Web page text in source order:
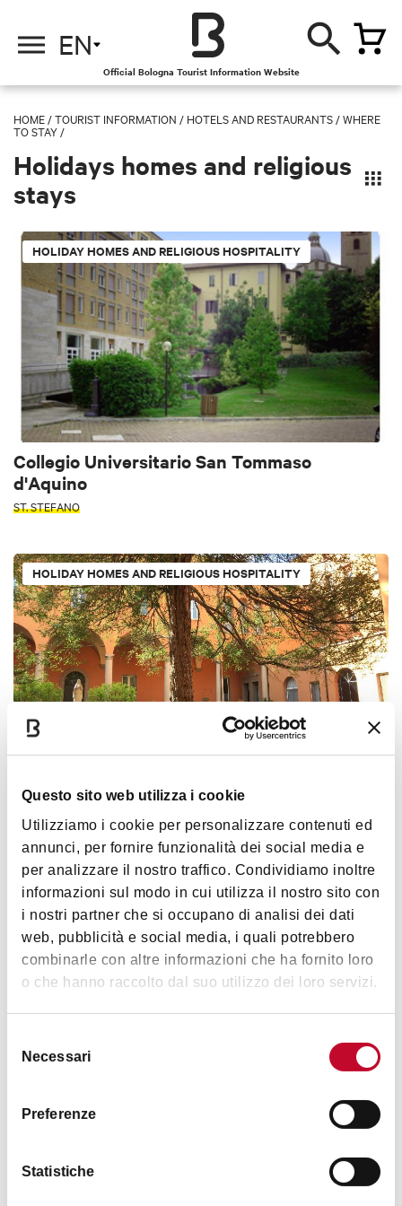
Questo sito web utilizza i cookie
Utilizziamo i cookie per personalizzare contenuti ed
annunci, per fornire funzionalità dei social media e
per analizzare il nostro traffico. Condividiamo inoltre
informazioni sul modo in cui utilizza il nostro sito con
i nostri partner che si occupano di analisi dei dati
web, pubblicità e social media, i quali potrebbero
combinarle con altre informazioni che ha fornito loro
o che hanno raccolto dal suo utilizzo dei loro servizi.
delNecessari
Preferenze
Statistiche
EN
Official Bologna Tourist Information Website
HOME /TOURIST INFORMATION / HOTELS AND RESTAURANTS /WHERE
TO STAY /
Holidays homes and religious
stays
HOLIDAY HOMES AND RELIGIOUS HOSPITALITY
Collegio Universitario San Tommaso
d'Aquino
ST. STEFANO
HOLIDAY HOMES AND RELIGIOUS HOSPITALITY
Convitto Santa Margherita
BOLOGNA
HOLIDAY HOMES AND RELIGIOUS HOSPITALITY
BOLOGNA